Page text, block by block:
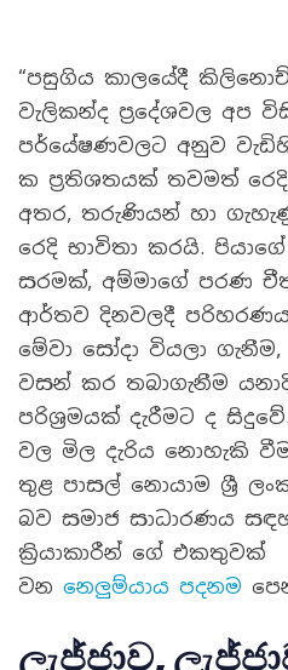
“පසුගිය කාලයේදී
වැලිකන්ද ප්‍රදේශවල අප
පර්යේෂණවලට අනුව
ක ප්‍රතිශතයක් තවමත්
අතර, තරුණියන් හා
රෙදි භාවිතා කරයි.
සරමක්, අම්මාගේ පරණ
ආර්තව දිනවලදී
මේවා සෝදා වියලා
වසන් කර තබාගැනීම
පරිශ්‍රමයක් දැරීමට ද
වල මිල දැරිය නොහැකි
තුළ පාසල් නොයාම ශ්‍රී
බව සමාජ සාධාරණය
ක්‍රියාකාරීන් ගේ එකතුවක්
වන නෙලුම්යාය පදනම
ලැජ්ජාව,